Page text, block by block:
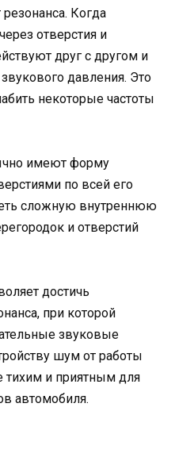
Когда
отверстия и
друг с другом и
давления. Это
некоторые частоты
имеют форму
по всей его
сложную внутреннюю
и отверстий
достичь
при которой
звуковые
шум от работы
тихим и приятным для
автомобиля.